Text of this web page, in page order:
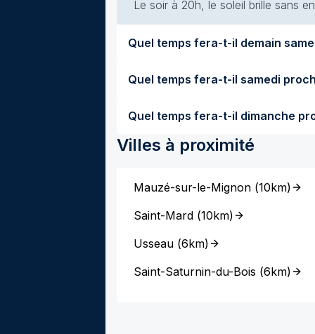
Le soir à 20h, le soleil brille sans
Villes à proximité
Mauzé-sur-le-Mignon (10km)
Saint-Mard (10km)
Usseau (6km)
Saint-Saturnin-du-Bois (6km)